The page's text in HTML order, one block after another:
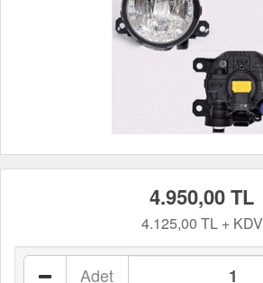
4.950,00 TL
4.125,00 TL + KDV
Adet